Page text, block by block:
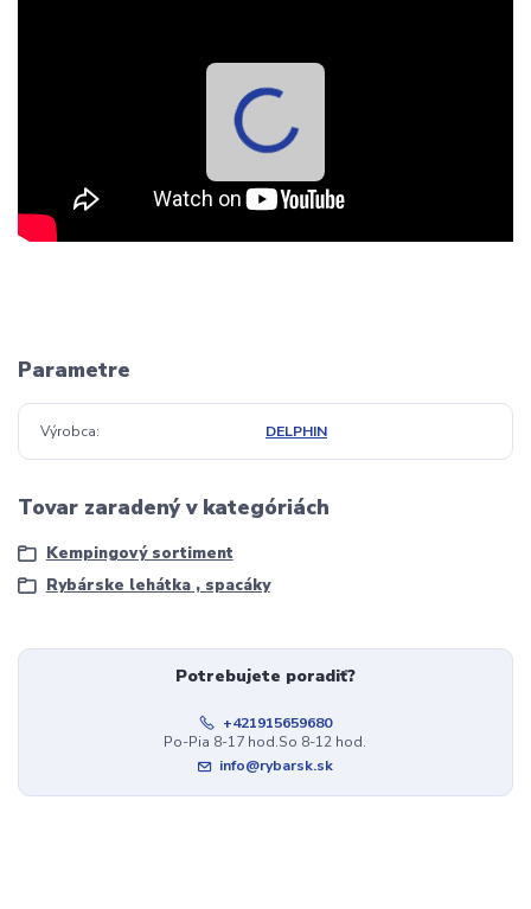
Parametre
Výrobca DELPHIN
Tovar zaradený v kategóriách
Kempingový sortiment
Rybárske lehátka , spacáky
Potrebujete poradiť?
+421915659680
Po-Pia 8-17 hod.So 8-12 hod.
info@rybarsk.sk